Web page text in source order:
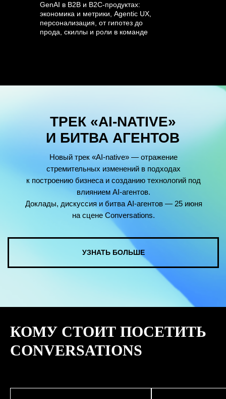
GenAI в B2B и B2C-продуктах:
экономика и метрики, Agentic UX,
персонализация, от гипотез до
прода, скиллы и роли в команде
КОМУ СТОИТ ПОСЕТИТЬ
CONVERSATIONS